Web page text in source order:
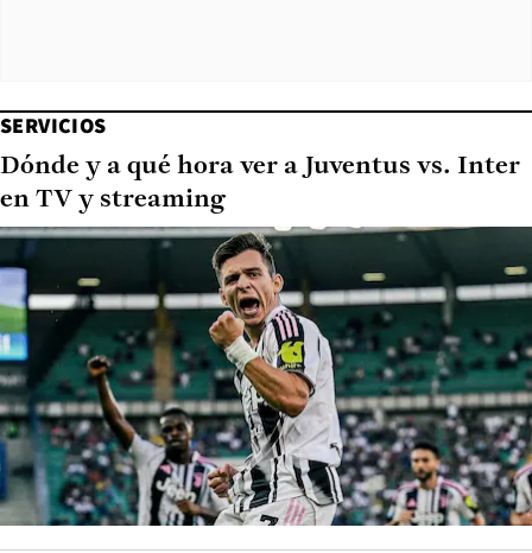
SERVICIOS
Dónde y a qué hora ver a Juventus vs. Inter
en TV y streaming